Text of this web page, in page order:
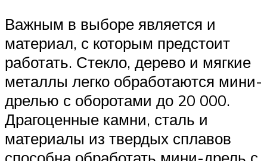
Важным в выборе является и
материал, с которым предстоит
работать. Стекло, дерево и мягкие
металлы легко обработаются мини-
дрелью с оборотами до 20 000.
Драгоценные камни, сталь и
материалы из твердых сплавов